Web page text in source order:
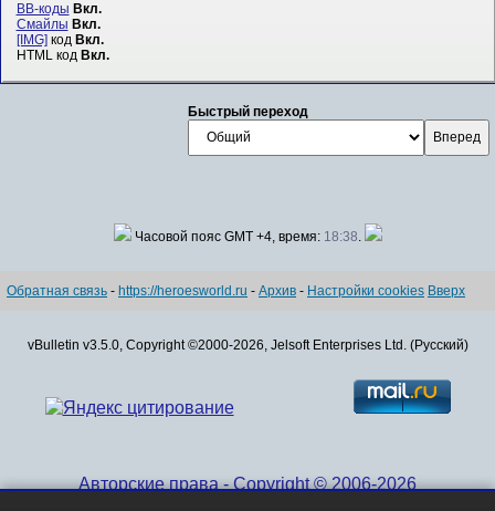
BB-коды Вкл.
Смайлы Вкл.
[IMG]код Вкл.
HTML код Вкл.
Быстрый переход
Часовой пояс GMT +4, время: 18:38.
Обратная связь - https://heroesworld.ru - Архив - Настройки cookies Вверх
vBulletin v3.5.0, Copyright ©2000-2026, Jelsoft Enterprises Ltd. (Русский)
Авторские права - Copyright © 2006-2026